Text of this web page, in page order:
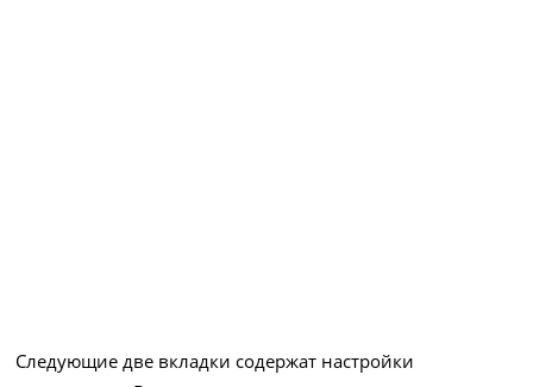
Следующие две вкладки содержат настройки